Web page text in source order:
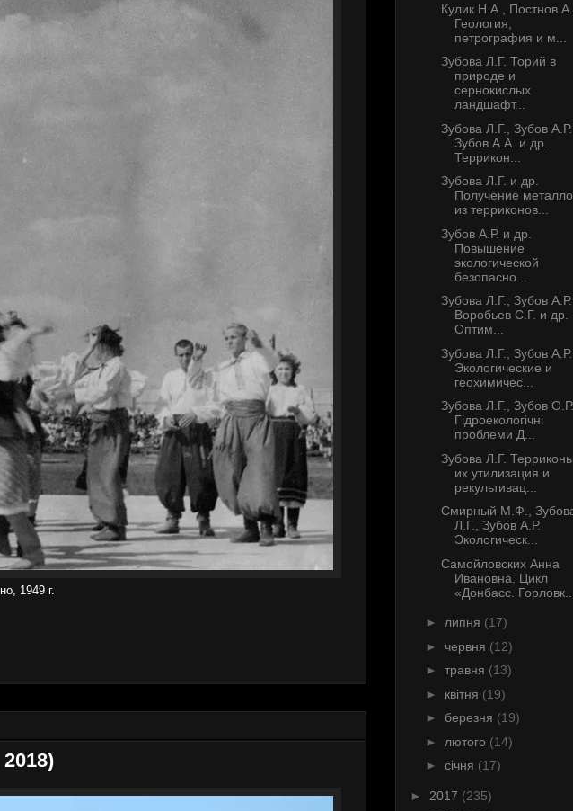
1949 г.
Кулик Н.А., Постнов
Геология,
петрография и м...
Зубова Л.Г. Торий в
природе и
сернокислых
ландшафт...
Зубова Л.Г., Зубов
Зубов А.А. и др.
Террикон...
Зубова Л.Г. и др.
Получение
из терриконов...
Зубов А.Р. и др.
Повышение
экологической
безопасно...
Зубова Л.Г., Зубов
Воробьев С.Г. и др.
Оптим...
Зубова Л.Г., Зубов А.Р.
Экологические и
геохимичес...
Зубова Л.Г., Зубов О.Р.
Гідроекологічні
проблеми Д...
Зубова Л.Г.
их утилизация и
рекультивац...
Смирный М.Ф.,
Л.Г., Зубов А.Р.
Экологическ...
Самойловских Анна
Ивановна. Цикл
«Донбасс.
► липня (17)
► червня (12)
► травня (13)
► квітня (19)
► березня (19)
► лютого (14)
► січня (17)
► 2017 (235)